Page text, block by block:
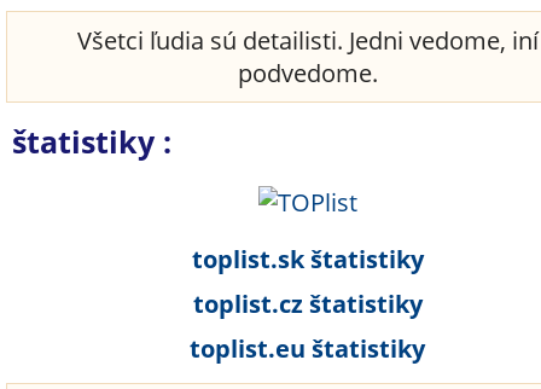
Všetci ľudia sú detailisti. Jedni vedome, iní
podvedome.
štatistiky :
toplist.sk štatistiky
toplist.cz štatistiky
toplist.eu štatistiky